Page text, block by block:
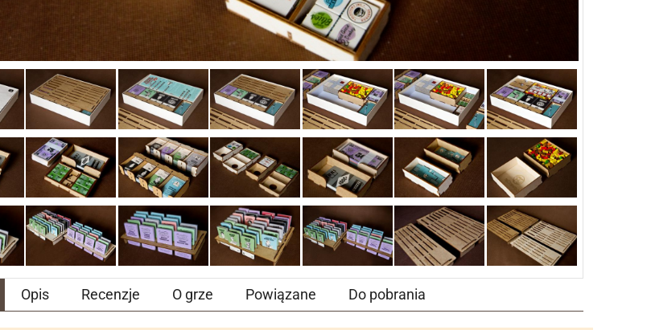
Opis Recenzje O grze Powiązane Do pobrania